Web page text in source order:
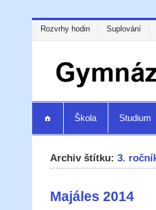
Rozvrhy hodin Suplování
Škola Studium
Archiv štítku:3.
Majáles 2014